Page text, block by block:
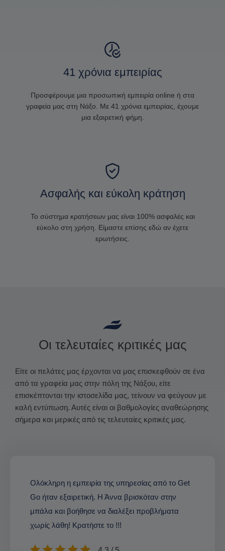
41 χρόνια εμπειρίας
Προσφέρουμε μια προσωπική εμπειρία online ή στα
γραφεία μας στη Νάξο. Με 41 χρόνια εμπειρίας, έχουμε
μια εξαιρετική φήμη.
Ασφαλής και εύκολη κράτηση
Το σύστημα κρατήσεων μας είναι 100% ασφαλές και
εύκολο στη χρήση. Είμαστε επίσης εδώ αν έχετε
ερωτήσεις.
Οι τελευταίες κριτικές μας
Είτε οι πελάτες μας έρχονται να μας επισκεφθούν σε ένα
από τα γραφεία μας στην πόλη της Νάξου, είτε
επισκέπτονται την ιστοσελίδα μας, τείνουν να φεύγουν με
καλή εντύπωση. Αυτές είναι οι βαθμολογίες αναθεώρησης
σήμερα και μερικές από τις τελευταίες κριτικές μας.
Ολόκληρη η εμπειρία της υπηρεσίας από το Get
Go ήταν εξαιρετική. Η Άννα βρισκόταν στην
μπάλα και βοήθησε να διαλέξει προβλήματα
χωρίς λάθη! Κρατήστε το !!!